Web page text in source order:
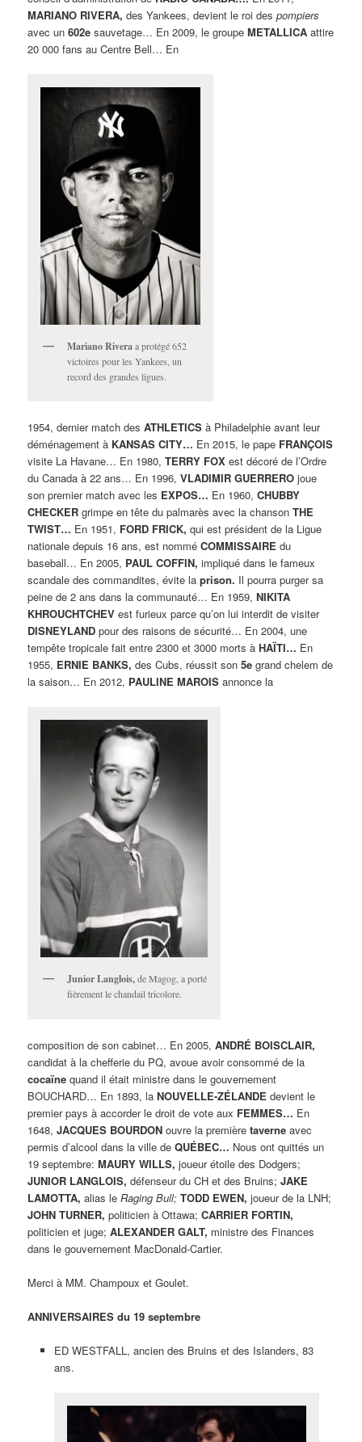
MARIANO RIVERA, des Yankees, devient le roi despompiers
avec un602e sauvetage… En 2009, le groupeMETALLICA attire
20 000 fans au Centre Bell… En
Mariano Riveraa protégé 652
victoires pour les Yankees, un
record des grandes ligues.
1954, dernier match desATHLETICS à Philadelphie avant leur
déménagement à KANSAS CITY… En 2015, le pape FRANÇOIS
visite La Havane… En 1980,TERRY FOX est décoré de l’Ordre
du Canada à 22 ans… En 1996,VLADIMIR GUERRERO joue
son premier match avec les EXPOS… En 1960,CHUBBY
CHECKER grimpe en tête du palmarès avec la chansonTHE
TWIST… En 1951, FORD FRICK, qui est président de la Ligue
nationale depuis 16 ans, est nomméCOMMISSAIRE du
baseball… En 2005, PAUL COFFIN, impliqué dans le fameux
scandale des commandites, évite laprison. Il pourra purger sa
peine de 2 ans dans la communauté… En 1959,NIKITA
KHROUCHTCHEV est furieux parce qu’on lui interdit de visiter
DISNEYLAND pour des raisons de sécurité… En 2004, une
tempête tropicale fait entre 2300 et 3000 morts àHAÏTI… En
1955, ERNIE BANKS, des Cubs, réussit son5e grand chelem de
la saison… En 2012, PAULINE MAROIS annonce la
Junior Langlois,de Magog, a porté
fièrement le chandail tricolore.
composition de son cabinet… En 2005,ANDRÉ BOISCLAIR,
candidat à la chefferie du PQ, avoue avoir consommé de la
cocaïne quand il était ministre dans le gouvernement
BOUCHARD… En 1893, laNOUVELLE-ZÉLANDE devient le
premier pays à accorder le droit de vote aux FEMMES… En
1648,JACQUES BOURDON ouvre la premièretaverne avec
permis d’alcool dans la ville deQUÉBEC… Nous ont quittés un
19 septembre:MAURY WILLS, joueur étoile des Dodgers;
JUNIOR LANGLOIS, défenseur du CH et des Bruins;JAKE
LAMOTTA, alias leRaging Bull; TODD EWEN, joueur de la LNH;
JOHN TURNER, politicien à Ottawa;CARRIER FORTIN,
politicien et juge;ALEXANDER GALT, ministre des Finances
dans le gouvernement MacDonald-Cartier.
Merci à MM. Champoux et Goulet.
ANNIVERSAIRES du 19 septembre
ED WESTFALL, ancien des Bruins et des Islanders, 83
ans.